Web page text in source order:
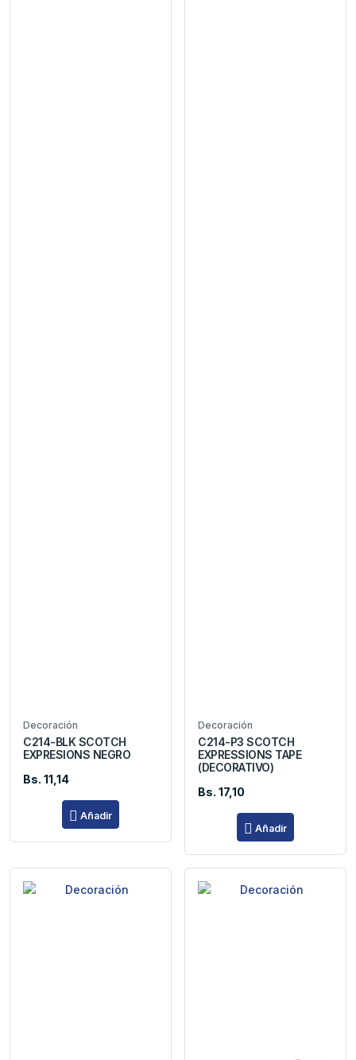
Decoración
C214-BLK SCOTCH
EXPRESIONS NEGRO
Bs. 11,14
Añadir
Decoración
C214-P3 SCOTCH
EXPRESSIONS TAPE
(DECORATIVO)
Bs. 17,10
Añadir